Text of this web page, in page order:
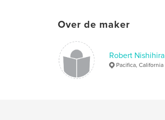
Over de maker
Robert Nishihira
Pacifica, California